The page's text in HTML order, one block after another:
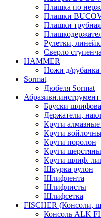
Плашка по
Плашки
Плашки
Рулетки,
Сверло
HAMMER
Ножи д/
Sormat
Дюбеля Sormat
Бруски
Держатели,
Круги
Круги
Круги поролон
Круги
Круги шлиф.
Шкурка рулон
Шлифлента
Шлифлисты
Шлифсетка
FISCHER (Консоли,
Консоль ALK